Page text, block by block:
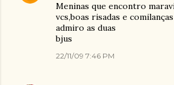
Meninas que encontro
vcs,boas risadas e
admiro as duas
bjus
22/11/09 7:46 PM